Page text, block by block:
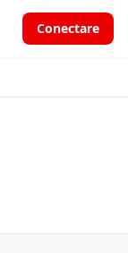
Conectare